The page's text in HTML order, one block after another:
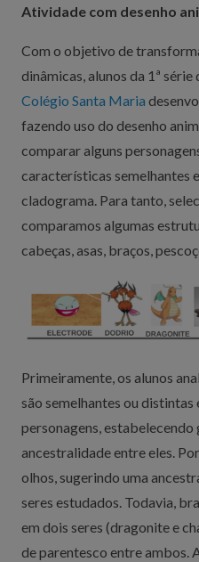
Atividade com desenho
Com o objetivo de
dinâmicas, alunos da 1ª
Colégio Santa Maria
fazendo uso do desenho
comparar alguns
características semelhantes
cladograma. Para tanto,
comparamos algumas
cabeças, asas, braços,
Primeiramente, os alunos
são semelhantes ou distintas
personagens, estabelecendo
ancestralidade entre eles.
olhos, sugerindo uma
seres estudados. Todavia,
em dois seres (dragonite e
de parentesco entre ambos.